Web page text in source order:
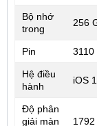
Bộ nhớ
trong
256
Pin 3110
Hệ điều
hành
iOS
Độ phân
giải màn